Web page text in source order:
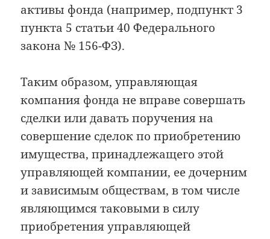
активы фонда (например, подпункт 3
пункта 5 статьи 40 Федерального
закона № 156-ФЗ).
Таким образом, управляющая
компания фонда не вправе совершать
сделки или давать поручения на
совершение сделок по приобретению
имущества, принадлежащего этой
управляющей компании, ее дочерним
и зависимым обществам, в том числе
являющимся таковыми в силу
приобретения управляющей